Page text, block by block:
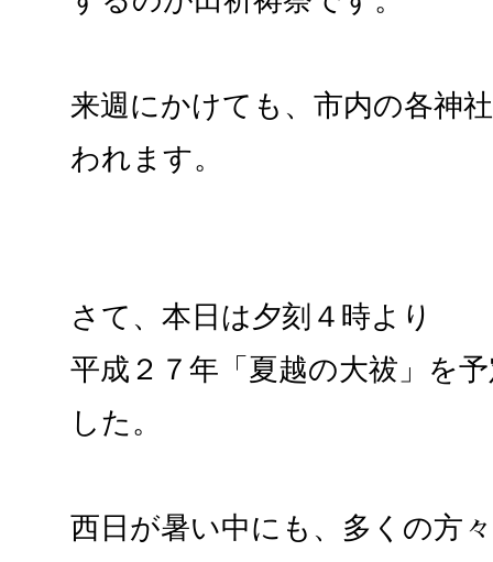
来週にかけても、市内の各神
われます。
さて、本日は夕刻４時より
平成２７年「夏越の大祓」を
した。
西日が暑い中にも、多くの方